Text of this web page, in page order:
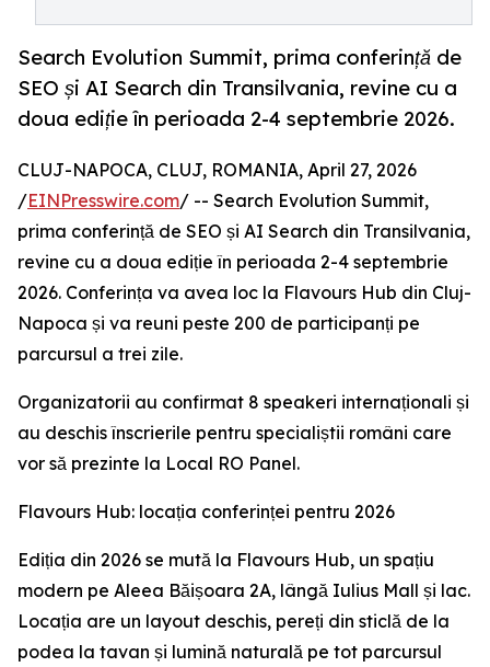
Search Evolution Summit, prima conferință de
SEO și AI Search din Transilvania, revine cu a
doua ediție în perioada 2-4 septembrie 2026.
CLUJ-NAPOCA, CLUJ, ROMANIA, April 27, 2026
/EINPresswire.com/ -- Search Evolution Summit,
prima conferință de SEO și AI Search din Transilvania,
revine cu a doua ediție în perioada 2-4 septembrie
2026. Conferința va avea loc la Flavours Hub din Cluj-
Napoca și va reuni peste 200 de participanți pe
parcursul a trei zile.
Organizatorii au confirmat 8 speakeri internaționali și
au deschis înscrierile pentru specialiștii români care
vor să prezinte la Local RO Panel.
Flavours Hub: locația conferinței pentru 2026
Ediția din 2026 se mută la Flavours Hub, un spațiu
modern pe Aleea Băișoara 2A, lângă Iulius Mall și lac.
Locația are un layout deschis, pereți din sticlă de la
podea la tavan și lumină naturală pe tot parcursul